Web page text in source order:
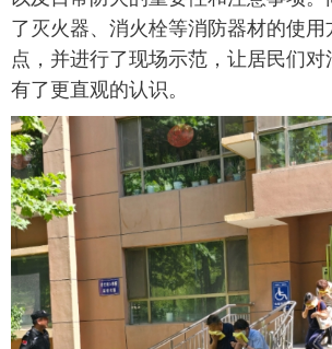
了灭火器、消火栓等消防器材的使用
点，并进行了现场示范，让居民们对
有了更直观的认识。